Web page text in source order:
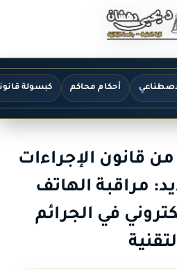
أحكام محاكم كبسولة
شرح المادة 81 من قانون الإجراءات
مراقبة الهاتف
في الجرائم